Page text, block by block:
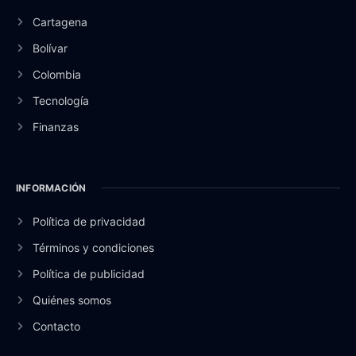
Cartagena
Bolívar
Colombia
Tecnología
Finanzas
INFORMACIÓN
Política de privacidad
Términos y condiciones
Política de publicidad
Quiénes somos
Contacto